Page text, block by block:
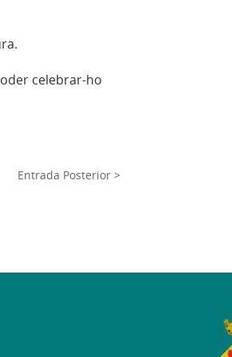
celebrar-ho
Entrada Posterior >